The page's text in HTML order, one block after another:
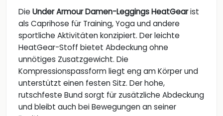
Die Under Armour Damen-Leggings HeatGearist
als Caprihose für Training, Yoga und andere
sportliche Aktivitäten konzipiert. Der leichte
HeatGear-Stoff bietet Abdeckung ohne
unnötiges Zusatzgewicht. Die
Kompressionspassform liegt eng am Körper und
unterstützt einen festen Sitz. Der hohe,
rutschfeste Bund sorgt für zusätzliche Abdeckung
und bleibt auch bei Bewegungen an seiner